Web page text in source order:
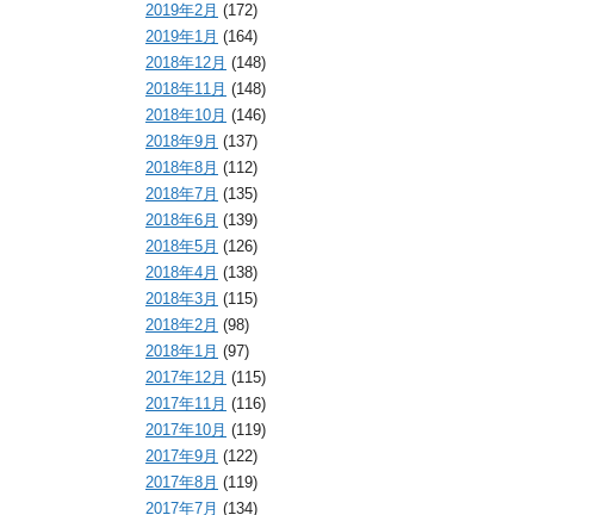
2019年2月 (172)
2019年1月 (164)
2018年12月 (148)
2018年11月 (148)
2018年10月 (146)
2018年9月 (137)
2018年8月 (112)
2018年7月 (135)
2018年6月 (139)
2018年5月 (126)
2018年4月 (138)
2018年3月 (115)
2018年2月 (98)
2018年1月 (97)
2017年12月 (115)
2017年11月 (116)
2017年10月 (119)
2017年9月 (122)
2017年8月 (119)
2017年7月 (134)